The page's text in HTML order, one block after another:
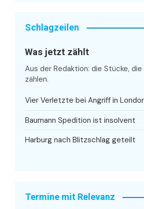
Schlagzeilen
Was jetzt zählt
Aus der Redaktion: die Stücke,
zählen.
Vier Verletzte bei Angriff in
Baumann Spedition ist insolvent
Harburg nach Blitzschlag geteilt
Termine mit Relevanz